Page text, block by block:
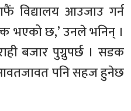
विद्यालय आउजाउ गर्न
भएको छ,’ उनले भनिन् ।
बजार पुग्नुपर्छ । सडक
पनि सहज हुनेछ